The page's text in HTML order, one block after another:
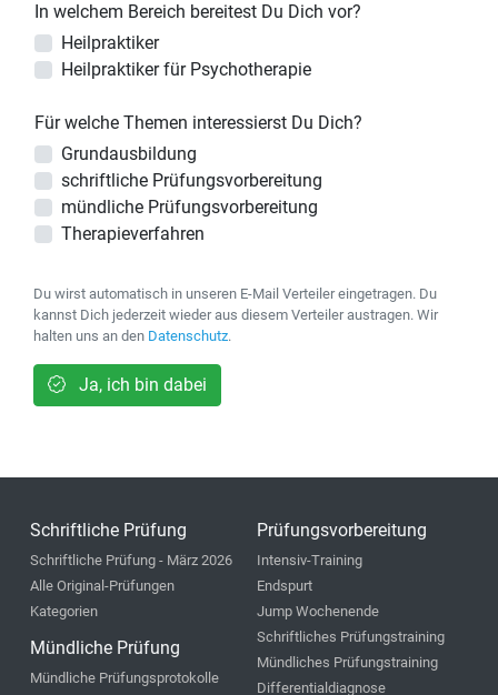
In welchem Bereich bereitest Du Dich vor?
Heilpraktiker
Heilpraktiker für Psychotherapie
Für welche Themen interessierst Du Dich?
Grundausbildung
schriftliche Prüfungsvorbereitung
mündliche Prüfungsvorbereitung
Therapieverfahren
Du wirst automatisch in unseren E-Mail Verteiler eingetragen. Du
kannst Dich jederzeit wieder aus diesem Verteiler austragen. Wir
halten uns an den Datenschutz.
Ja, ich bin dabei
Schriftliche Prüfung
Schriftliche Prüfung - März 2026
Alle Original-Prüfungen
Kategorien
Mündliche Prüfung
Mündliche Prüfungsprotokolle
Prüfungsvorbereitung
Intensiv-Training
Endspurt
Jump Wochenende
Schriftliches Prüfungstraining
Mündliches Prüfungstraining
Differentialdiagnose